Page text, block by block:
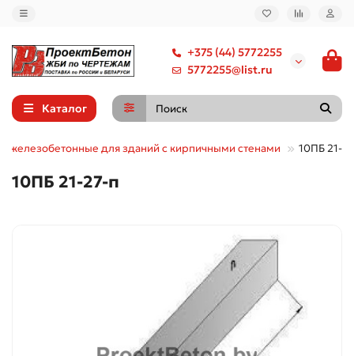
+375 (44) 5772255
5772255@list.ru
Каталог
железобетонные для зданий с кирпичными стенами 10ПБ 21-
10ПБ 21-27-п